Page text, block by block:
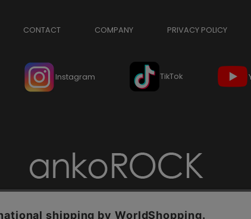
CONTACT COMPANY PRIVACY POLICY
Instagram TikTok